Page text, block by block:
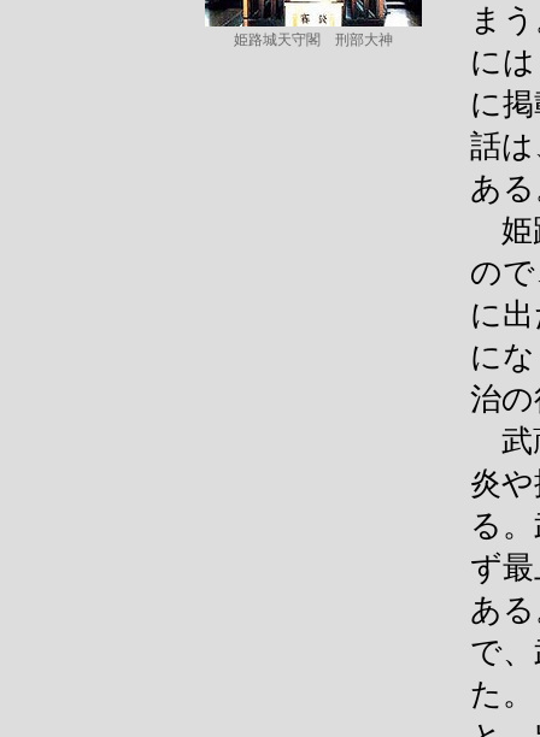
姫路城天守閣 刑部大神
ま
に
に
話
あ
姫
の
に
に
治
武
炎
る
ず
あ
で
た